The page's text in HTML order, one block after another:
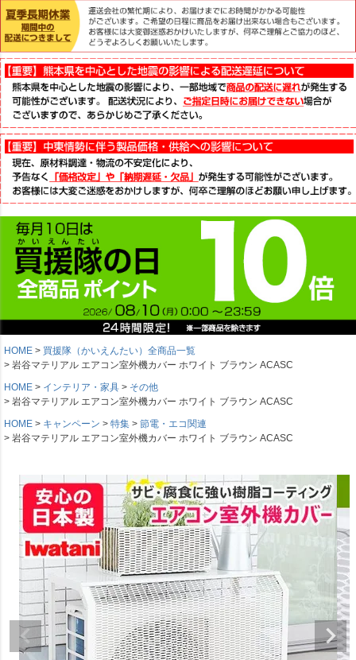
HOME
買援隊（かいえんたい）全商品一覧
岩谷マテリアル エアコン室外機カバー ホワイト ブラウン ACASC
HOME
インテリア・家具
その他
岩谷マテリアル エアコン室外機カバー ホワイト ブラウン ACASC
HOME
キャンペーン 特集
節電・エコ関連
岩谷マテリアル エアコン室外機カバー ホワイト ブラウン ACASC